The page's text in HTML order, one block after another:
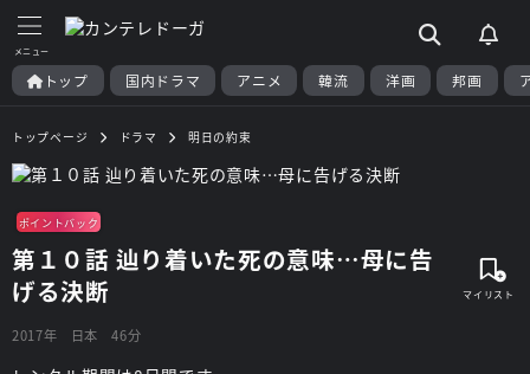
トップ 国内ドラマ アニメ 韓流 洋画 邦画
トップページ ドラマ 明日の約束
ポイントバック
第１０話 辿り着いた死の意味…母に告
げる決断
2017年 日本 46分